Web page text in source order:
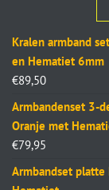
Kralen armband
en Hematiet 6mm
€89,50
Armbandenset 3-
Oranje met
€79,95
Armbandset